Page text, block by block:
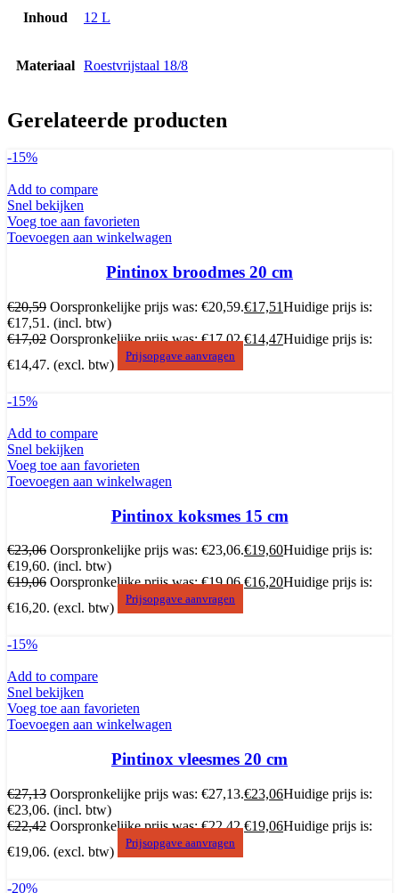
Inhoud 12 L
Materiaal Roestvrijstaal 18/8
Gerelateerde producten
-15%
Add to compare
Snel bekijken
Voeg toe aan favorieten
Toevoegen aan winkelwagen
Pintinox broodmes 20 cm
€20,59 Oorspronkelijke prijs was: €20,59.€17,51Huidige prijs is:
€17,51. (incl. btw)
€17,02 Oorspronkelijke prijs was: €17,02.€14,47Huidige prijs is:
€14,47. (excl. btw)
Prijsopgave aanvragen
-15%
Add to compare
Snel bekijken
Voeg toe aan favorieten
Toevoegen aan winkelwagen
Pintinox koksmes 15 cm
€23,06 Oorspronkelijke prijs was: €23,06.€19,60Huidige prijs is:
€19,60. (incl. btw)
€19,06 Oorspronkelijke prijs was: €19,06.€16,20Huidige prijs is:
€16,20. (excl. btw)
Prijsopgave aanvragen
-15%
Add to compare
Snel bekijken
Voeg toe aan favorieten
Toevoegen aan winkelwagen
Pintinox vleesmes 20 cm
€27,13 Oorspronkelijke prijs was: €27,13.€23,06Huidige prijs is:
€23,06. (incl. btw)
€22,42 Oorspronkelijke prijs was: €22,42.€19,06Huidige prijs is:
€19,06. (excl. btw)
Prijsopgave aanvragen
-20%